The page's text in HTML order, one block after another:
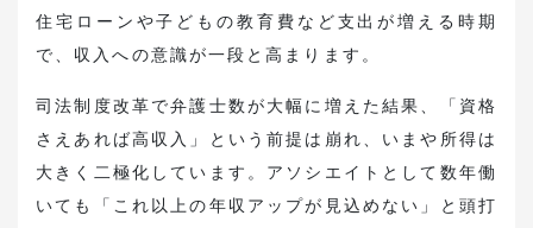
住宅ローンや子どもの教育費など支出が増える時期
で、収入への意識が一段と高まります。
司法制度改革で弁護士数が大幅に増えた結果、「資格
さえあれば高収入」という前提は崩れ、いまや所得は
大きく二極化しています。アソシエイトとして数年働
いても「これ以上の年収アップが見込めない」と頭打